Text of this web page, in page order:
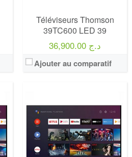
Téléviseurs Thomson
39TC600 LED 39
36,900.00 د.ج
Ajouter au comparatif
Marque:LG
Prix:75000
Définition:UHD TV
View Details →